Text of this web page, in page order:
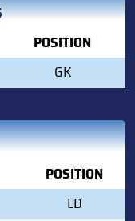
POSITION
GK
POSITION
LD